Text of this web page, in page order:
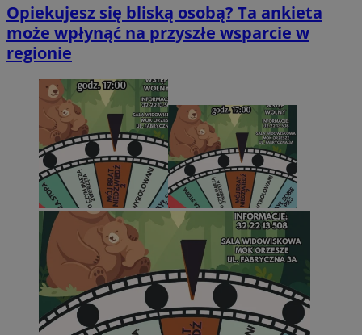
Opiekujesz się bliską osobą? Ta ankieta
może wpłynąć na przyszłe wsparcie w
regionie